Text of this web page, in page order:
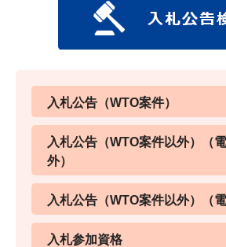
入札公告（WTO案件）
入札公告（WTO案件以外）（
外）
入札公告（WTO案件以外）（電
入札参加資格